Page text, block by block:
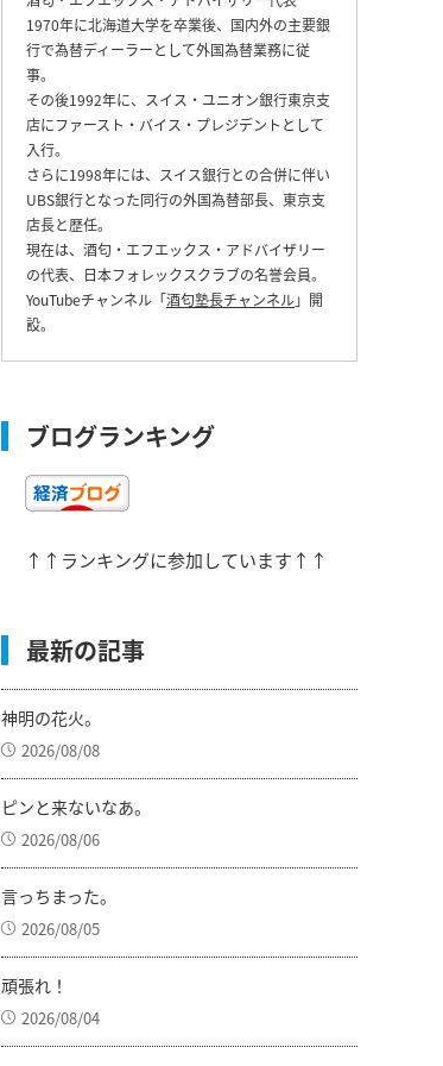
1970年に北海道大学を卒業後、国内外の主要銀
行で為替ディーラーとして外国為替業務に従
事。
その後1992年に、スイス・ユニオン銀行東京支
店にファースト・バイス・プレジデントとして
入行。
さらに1998年には、スイス銀行との合併に伴い
UBS銀行となった同行の外国為替部長、東京支
店長と歴任。
現在は、酒匂・エフエックス・アドバイザリー
の代表、日本フォレックスクラブの名誉会員。
YouTubeチャンネル「酒匂塾長チャンネル」開
設。
ブログランキング
↑↑ランキングに参加しています↑↑
最新の記事
神明の花火。
2026/08/08
ピンと来ないなあ。
2026/08/06
言っちまった。
2026/08/05
頑張れ！
2026/08/04